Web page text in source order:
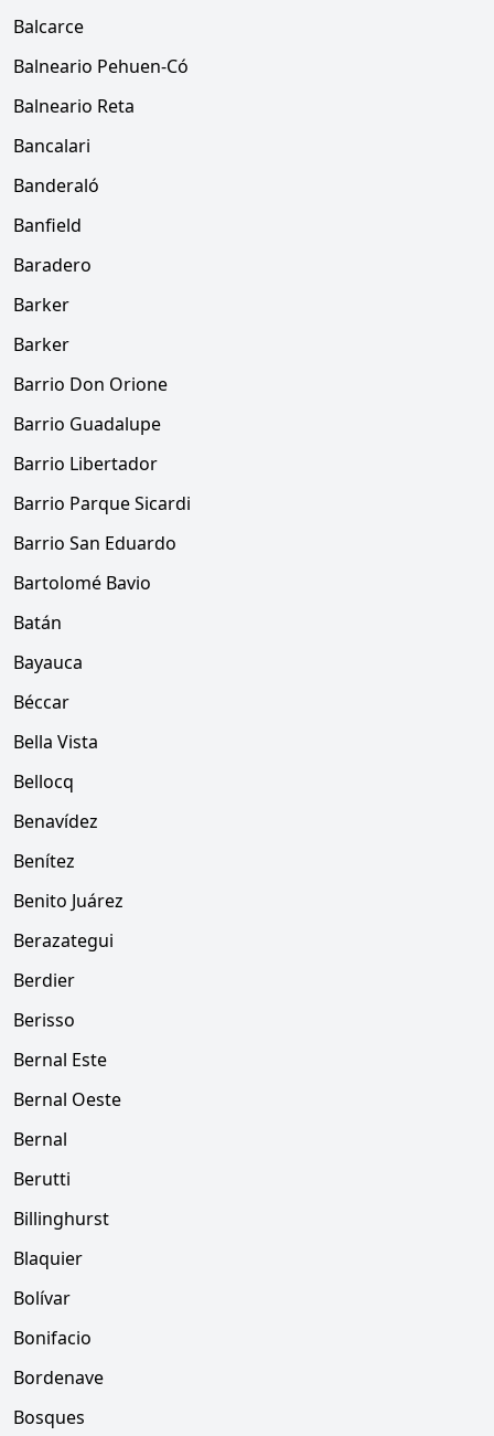
Balcarce
Balneario Pehuen-Có
Balneario Reta
Bancalari
Banderaló
Banfield
Baradero
Barker
Barker
Barrio Don Orione
Barrio Guadalupe
Barrio Libertador
Barrio Parque Sicardi
Barrio San Eduardo
Bartolomé Bavio
Batán
Bayauca
Béccar
Bella Vista
Bellocq
Benavídez
Benítez
Benito Juárez
Berazategui
Berdier
Berisso
Bernal Este
Bernal Oeste
Bernal
Berutti
Billinghurst
Blaquier
Bolívar
Bonifacio
Bordenave
Bosques